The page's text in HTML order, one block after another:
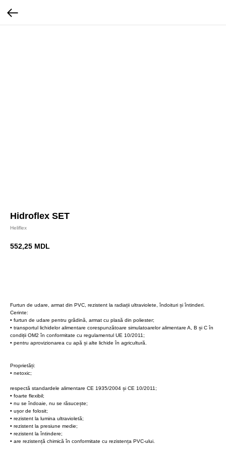
Hidroflex SET
Heliflex
552,25 MDL
Furtun de udare, armat din PVC, rezistent la radiații ultraviolete, îndoituri și întinderi.
Cerinte:
• furtun de udare pentru grădină, armat cu plasă din poliester;
• transportul lichidelor alimentare corespunzătoare simulatoarelor alimentare A, B și C în
condiții OM2 în conformitate cu regulamentul UE 10/2011;
• pentru aprovizionarea cu apă și alte lichide în agricultură.
Proprietăți:
• netoxic;
respectă standardele alimentare CE 1935/2004 și CE 10/2011;
• foarte flexibil;
• nu se îndoaie, nu se răsucește;
• ușor de folosit;
• rezistent la lumina ultravioletă;
• rezistent la presiune medie;
• rezistent la întindere;
• are rezistență chimică în conformitate cu rezistența PVC-ului.